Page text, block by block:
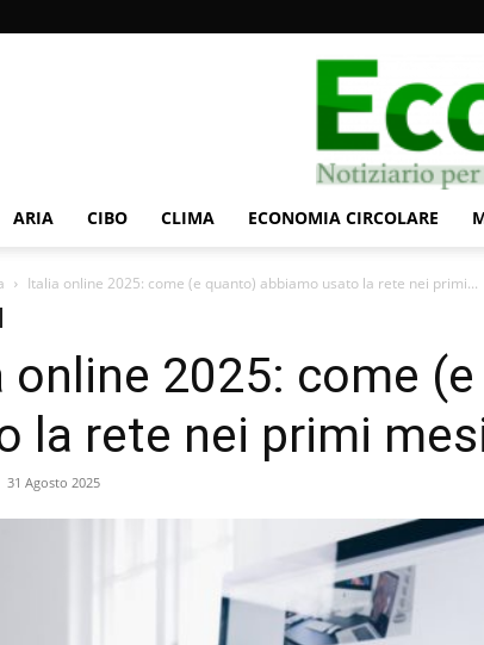
ARIA CIBO CLIMA ECONOMIA CIRCOLARE
Italia online 2025: come (e quanto) abbiamo usato la rete nei primi...
online 2025: come
la rete nei primi
31 Agosto 2025